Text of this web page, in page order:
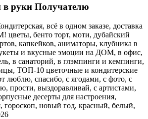
в руки Получателю
всё в одном заказе, доставка
бенто торт, моти, дубайский
капкейков, аниматоры, клубника в
и вкусные эмоции на ДОМ, в офис,
в санаторий, в глэмпинги и кемпинги,
ТОП-10 цветочные и кондитерские
люблю, спасибо, с ягодами, с фото, с
прости, выздоравливай, с артистами,
десерты для настроения,
гороскоп, новый год, красный, белый,